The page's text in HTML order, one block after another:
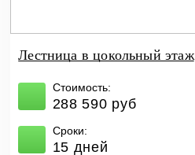
Лестница в цокольный этаж
Стоимость:
288 590 руб
Сроки:
15 дней